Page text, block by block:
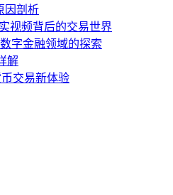
因剖析
视频背后的交易世界
字金融领域的探索
解
交易新体验